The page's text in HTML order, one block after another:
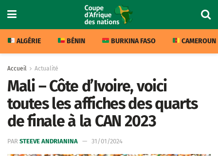
ALGÉRIE BÉNIN BURKINA FASO CAMEROUN
Accueil Actualité
Mali – Côte d’Ivoire, voici
toutes les affiches des quarts
de finale à la CAN 2023
PAR STEEVE ANDRIANINA 31/01/2024